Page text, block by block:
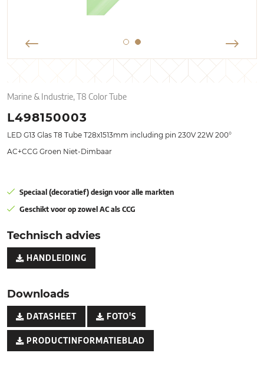
Marine & Industrie, T8 Color Tube
L498150003
LED G13 Glas T8 Tube T28x1513mm including pin 230V 22W 200°
AC+CCG Groen Niet-Dimbaar
Speciaal (decoratief) design voor alle markten
Geschikt voor op zowel AC als CCG
Technisch advies
HANDLEIDING
Downloads
DATASHEET FOTO'S
PRODUCTINFORMATIEBLAD